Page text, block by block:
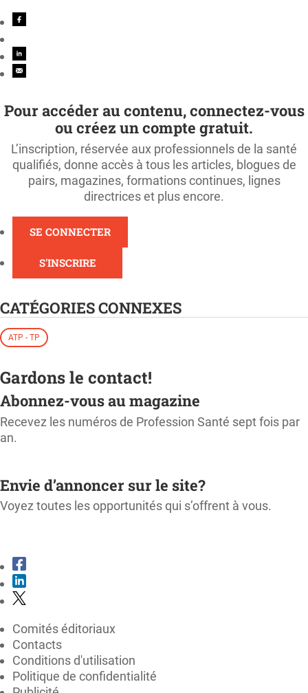
Pour accéder au contenu, connectez-vous
ou créez un compte gratuit.
L’inscription, réservée aux professionnels de la santé
qualifiés, donne accès à tous les articles, blogues de
pairs, magazines, formations continues, lignes
directrices et plus encore.
SE CONNECTER
S'INSCRIRE
CATÉGORIES CONNEXES
ATP - TP
Gardons le contact!
Abonnez-vous au magazine
Recevez les numéros de Profession Santé sept fois par
an.
Envie d’annoncer sur le site?
Voyez toutes les opportunités qui s’offrent à vous.
Comités éditoriaux
Contacts
Conditions d'utilisation
Politique de confidentialité